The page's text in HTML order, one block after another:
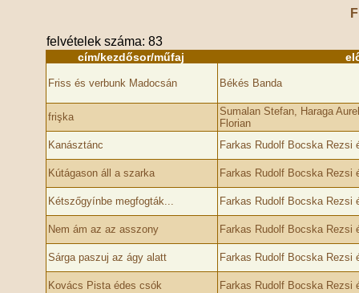
felvételek száma: 83
cím/kezdősor/műfaj
Friss és verbunk Madocsán Békés Banda
frişka
Sumalan Stefan, Haraga
Florian
Kanásztánc
Farkas Rudolf Bocska Rezsi
Kútágason áll a szarka Farkas Rudolf Bocska Rezsi
Kétszőgyínbe megfogták... Farkas Rudolf Bocska Rezsi
Nem ám az az asszony Farkas Rudolf Bocska Rezsi
Sárga paszuj az ágy alatt Farkas Rudolf Bocska Rezsi
Kovács Pista édes csók Farkas Rudolf Bocska Rezsi